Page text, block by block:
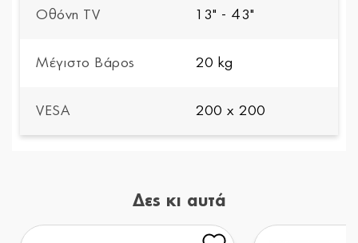
Οθόνη TV 13" - 43"
Μέγιστο Βάρος 20 kg
VESA 200 x 200
Δες κι αυτά